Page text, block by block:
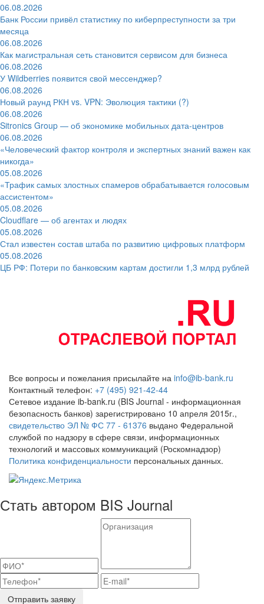
06.08.2026
Банк России привёл статистику по киберпреступности за три
месяца
06.08.2026
Как магистральная сеть становится сервисом для бизнеса
06.08.2026
У Wildberries появится свой мессенджер?
06.08.2026
Новый раунд РКН vs. VPN: Эволюция тактики (?)
06.08.2026
Sitronics Group — об экономике мобильных дата-центров
06.08.2026
«Человеческий фактор контроля и экспертных знаний важен как
никогда»
05.08.2026
«Трафик самых злостных спамеров обрабатывается голосовым
ассистентом»
05.08.2026
Cloudflare — об агентах и людях
05.08.2026
Стал известен состав штаба по развитию цифровых платформ
05.08.2026
ЦБ РФ: Потери по банковским картам достигли 1,3 млрд рублей
Все вопросы и пожелания присылайте на info@ib-bank.ru
Контактный телефон: +7 (495) 921-42-44
Сетевое издание ib-bank.ru (BIS Journal - информационная
безопасность банков) зарегистрировано 10 апреля 2015г.,
свидетельство ЭЛ № ФС 77 - 61376 выдано Федеральной
службой по надзору в сфере связи, информационных
технологий и массовых коммуникаций (Роскомнадзор)
Политика конфиденциальности персональных данных.
Стать автором BIS Journal
Отправить заявку